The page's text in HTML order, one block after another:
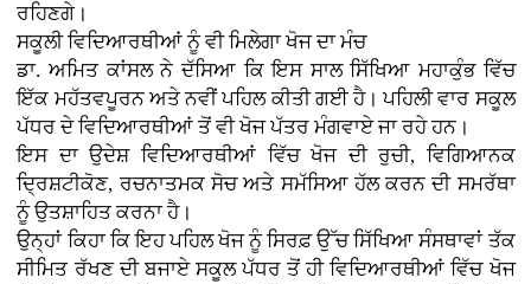
ਰਹਿਣਗੇ।
ਸਕੂਲੀ ਵਿਦਿਆਰਥੀਆਂ ਨੂੰ ਵੀ ਮਿਲੇਗਾ ਖੋਜ ਦਾ ਮੰਚ
ਡਾ. ਅਮਿਤ ਕਾਂਸਲ ਨੇ ਦੱਸਿਆ ਕਿ ਇਸ ਸਾਲ ਸਿੱਖਿਆ ਮਹਾਕੁੰਭ ਵਿੱਚ
ਇੱਕ ਮਹੱਤਵਪੂਰਨ ਅਤੇ ਨਵੀਂ ਪਹਿਲ ਕੀਤੀ ਗਈ ਹੈ। ਪਹਿਲੀ ਵਾਰ ਸਕੂਲ
ਪੱਧਰ ਦੇ ਵਿਦਿਆਰਥੀਆਂ ਤੋਂ ਵੀ ਖੋਜ ਪੱਤਰ ਮੰਗਵਾਏ ਜਾ ਰਹੇ ਹਨ।
ਇਸ ਦਾ ਉਦੇਸ਼ ਵਿਦਿਆਰਥੀਆਂ ਵਿੱਚ ਖੋਜ ਦੀ ਰੁਚੀ, ਵਿਗਿਆਨਕ
ਦ੍ਰਿਸ਼ਟੀਕੋਣ, ਰਚਨਾਤਮਕ ਸੋਚ ਅਤੇ ਸਮੱਸਿਆ ਹੱਲ ਕਰਨ ਦੀ ਸਮਰੱਥਾ
ਨੂੰ ਉਤਸ਼ਾਹਿਤ ਕਰਨਾ ਹੈ।
ਉਨ੍ਹਾਂ ਕਿਹਾ ਕਿ ਇਹ ਪਹਿਲ ਖੋਜ ਨੂੰ ਸਿਰਫ਼ ਉੱਚ ਸਿੱਖਿਆ ਸੰਸਥਾਵਾਂ ਤੱਕ
ਸੀਮਿਤ ਰੱਖਣ ਦੀ ਬਜਾਏ ਸਕੂਲ ਪੱਧਰ ਤੋਂ ਹੀ ਵਿਦਿਆਰਥੀਆਂ ਵਿੱਚ ਖੋਜ